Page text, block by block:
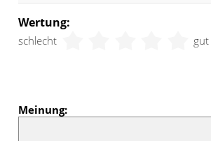
Wertung:
schlecht gut
Meinung: